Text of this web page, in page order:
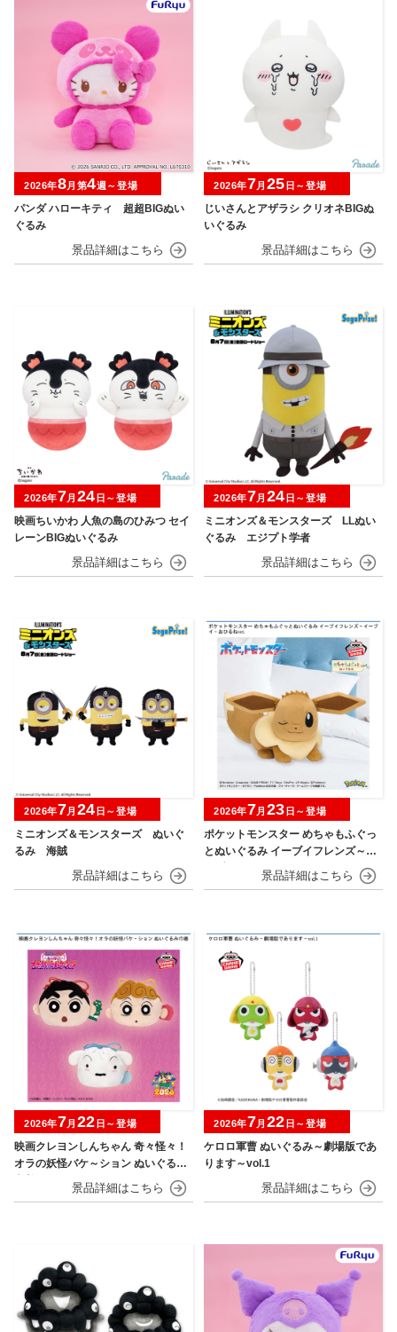
パンダ ハローキティ 超超BIGぬい
ぐるみ
2026年8月第4週～登場
じいさんとアザラシ クリオネBIGぬ
いぐるみ
2026年7月 25 日～登場
映画ちいかわ 人魚の島のひみつ セイ
レーンBIGぬいぐるみ
2026年7月 24 日～登場
ミニオンズ＆モンスターズ LLぬい
ぐるみ エジプト学者
2026年7月 24 日～登場
ミニオンズ＆モンスターズ ぬいぐ
るみ 海賊
2026年7月 24 日～登場
ポケットモンスター めちゃもふぐっ
とぬいぐるみ イーブイフレンズ～イ
ーブイ～おひるねver.
2026年7月 23 日～登場
映画クレヨンしんちゃん 奇々怪々！
オラの妖怪バケ～ション ぬいぐるみ
2026年7月 22 日～登場
ケロロ軍曹 ぬいぐるみ～劇場版であ
ります～vol.1
2026年7月 22 日～登場